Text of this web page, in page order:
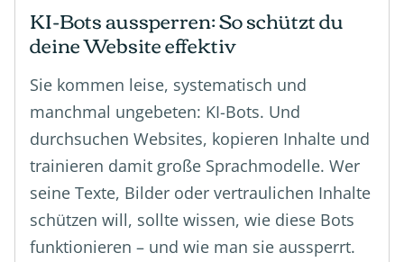
KI-Bots aussperren: So schützt du
deine Website effektiv
Sie kommen leise, systematisch und
manchmal ungebeten: KI-Bots. Und
durchsuchen Websites, kopieren Inhalte und
trainieren damit große Sprachmodelle. Wer
seine Texte, Bilder oder vertraulichen Inhalte
schützen will, sollte wissen, wie diese Bots
funktionieren – und wie man sie aussperrt.